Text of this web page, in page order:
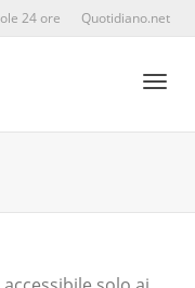
24 ore Quotidiano.net